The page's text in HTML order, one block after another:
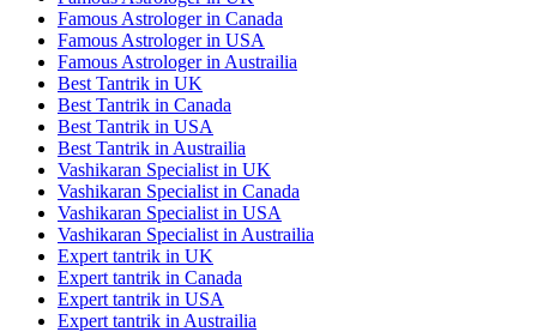
Famous Astrologer in Canada
Famous Astrologer in USA
Famous Astrologer in Austrailia
Best Tantrik in UK
Best Tantrik in Canada
Best Tantrik in USA
Best Tantrik in Austrailia
Vashikaran Specialist in UK
Vashikaran Specialist in Canada
Vashikaran Specialist in USA
Vashikaran Specialist in Austrailia
Expert tantrik in UK
Expert tantrik in Canada
Expert tantrik in USA
Expert tantrik in Austrailia